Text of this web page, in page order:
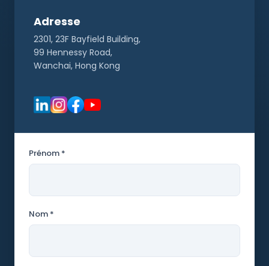
Adresse
2301, 23F Bayfield Building,
99 Hennessy Road,
Wanchai, Hong Kong
Prénom *
Nom *